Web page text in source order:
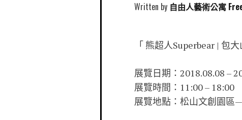
Written by 自由人藝術公寓
「 熊超人Superbear | 包大
展覽日期：2018.08.08 –
展覽時間：11:00 – 18:00
展覽地點：松山文創園區